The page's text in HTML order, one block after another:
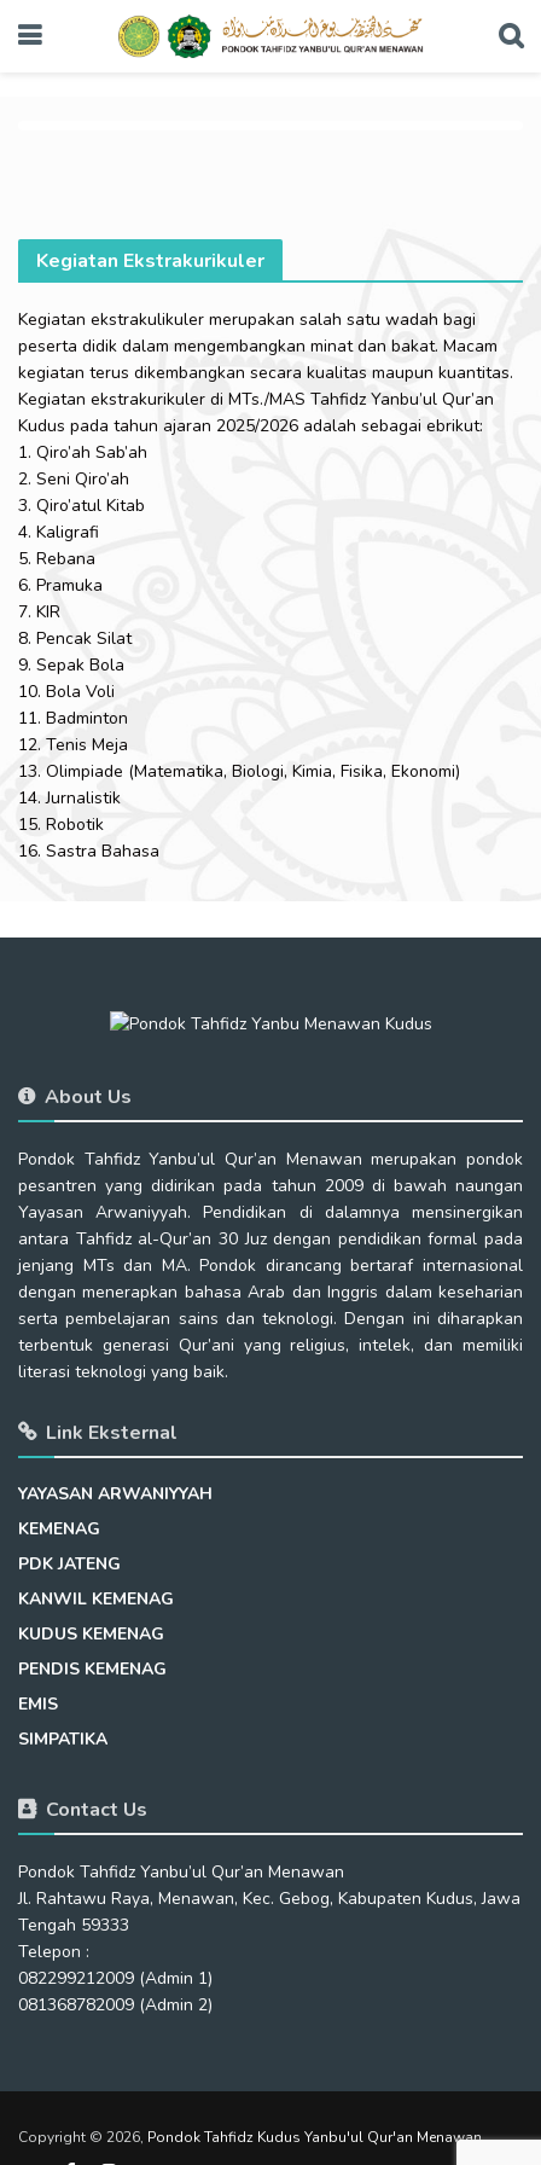
Kegiatan Ekstrakurikuler
Kegiatan ekstrakulikuler merupakan salah satu wadah bagi
peserta didik dalam mengembangkan minat dan bakat. Macam
kegiatan terus dikembangkan secara kualitas maupun kuantitas.
Kegiatan ekstrakurikuler di MTs./MAS Tahfidz Yanbu’ul Qur’an
Kudus pada tahun ajaran 2025/2026 adalah sebagai ebrikut:
1. Qiro’ah Sab’ah
2. Seni Qiro’ah
3. Qiro’atul Kitab
4. Kaligrafi
5. Rebana
6. Pramuka
7. KIR
8. Pencak Silat
9. Sepak Bola
10. Bola Voli
11. Badminton
12. Tenis Meja
13. Olimpiade (Matematika, Biologi, Kimia, Fisika, Ekonomi)
14. Jurnalistik
15. Robotik
16. Sastra Bahasa
About Us
Pondok Tahfidz Yanbu’ul Qur’an Menawan merupakan pondok
pesantren yang didirikan pada tahun 2009 di bawah naungan
Yayasan Arwaniyyah. Pendidikan di dalamnya mensinergikan
antara Tahfidz al-Qur’an 30 Juz dengan pendidikan formal pada
jenjang MTs dan MA. Pondok dirancang bertaraf internasional
dengan menerapkan bahasa Arab dan Inggris dalam keseharian
serta pembelajaran sains dan teknologi. Dengan ini diharapkan
terbentuk generasi Qur’ani yang religius, intelek, dan memiliki
literasi teknologi yang baik.
Link Eksternal
YAYASAN ARWANIYYAH
KEMENAG
PDK JATENG
KANWIL KEMENAG
KUDUS KEMENAG
PENDIS KEMENAG
EMIS
SIMPATIKA
Contact Us
Pondok Tahfidz Yanbu’ul Qur’an Menawan
Jl. Rahtawu Raya, Menawan, Kec. Gebog, Kabupaten Kudus, Jawa
Tengah 59333
Telepon :
082299212009 (Admin 1)
081368782009 (Admin 2)
Copyright © 2026, Pondok Tahfidz Kudus Yanbu'ul Qur'an Menawan